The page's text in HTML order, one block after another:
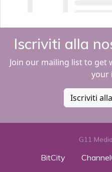
Iscriviti alla
Join our mailing list to get
your
Iscriviti
G11
BitCity